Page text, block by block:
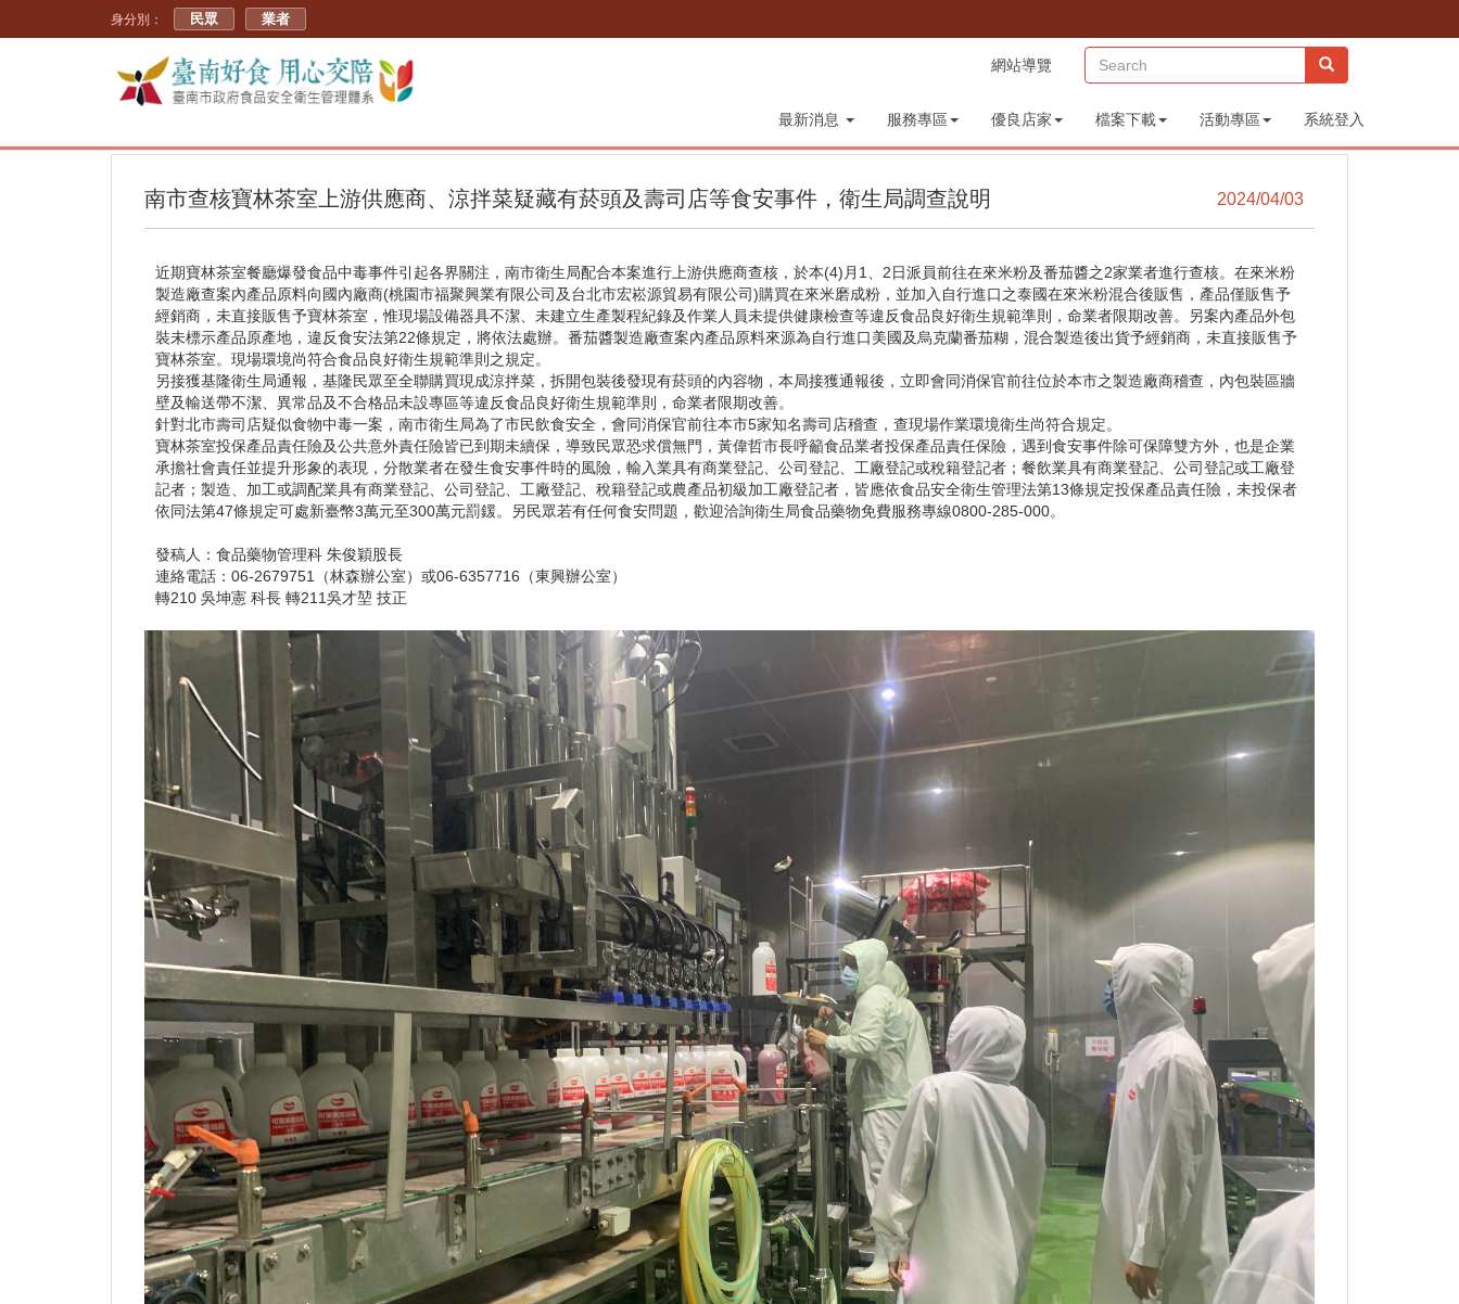
身分別： 民眾 業者
網站導覽 (sitemap)
最新消息 服務專區 優良店家 檔案下載 活動專區 系統登入
南市查核寶林茶室上游供應商、涼拌菜疑藏有菸頭及壽司店等食安事件，衛生局調查說明 2024/04/03
近期寶林茶室餐廳爆發食品中毒事件引起各界關注，南市衛生局配合本案進行上游供應商查核，於本(4)月1、2日派員前往在來米粉及番茄醬之2家業者進行查核。在來米粉
製造廠查案內產品原料向國內廠商(桃園市福聚興業有限公司及台北市宏崧源貿易有限公司)購買在來米磨成粉，並加入自行進口之泰國在來米粉混合後販售，產品僅販售予
經銷商，未直接販售予寶林茶室，惟現場設備器具不潔、未建立生產製程紀錄及作業人員未提供健康檢查等違反食品良好衛生規範準則，命業者限期改善。另案內產品外包
裝未標示產品原產地，違反食安法第22條規定，將依法處辦。番茄醬製造廠查案內產品原料來源為自行進口美國及烏克蘭番茄糊，混合製造後出貨予經銷商，未直接販售予
寶林茶室。現場環境尚符合食品良好衛生規範準則之規定。
另接獲基隆衛生局通報，基隆民眾至全聯購買現成涼拌菜，拆開包裝後發現有菸頭的內容物，本局接獲通報後，立即會同消保官前往位於本市之製造廠商稽查，內包裝區牆
壁及輸送帶不潔、異常品及不合格品未設專區等違反食品良好衛生規範準則，命業者限期改善。
針對北市壽司店疑似食物中毒一案，南市衛生局為了市民飲食安全，會同消保官前往本市5家知名壽司店稽查，查現場作業環境衛生尚符合規定。
寶林茶室投保產品責任險及公共意外責任險皆已到期未續保，導致民眾恐求償無門，黃偉哲市長呼籲食品業者投保產品責任保險，遇到食安事件除可保障雙方外，也是企業
承擔社會責任並提升形象的表現，分散業者在發生食安事件時的風險，輸入業具有商業登記、公司登記、工廠登記或稅籍登記者；餐飲業具有商業登記、公司登記或工廠登
記者；製造、加工或調配業具有商業登記、公司登記、工廠登記、稅籍登記或農產品初級加工廠登記者，皆應依食品安全衛生管理法第13條規定投保產品責任險，未投保者
依同法第47條規定可處新臺幣3萬元至300萬元罰鍰。另民眾若有任何食安問題，歡迎洽詢衛生局食品藥物免費服務專線0800-285-000。
發稿人：食品藥物管理科 朱俊穎股長
連絡電話：06-2679751（林森辦公室）或06-6357716（東興辦公室）
轉210 吳坤憲 科長 轉211吳才堃 技正